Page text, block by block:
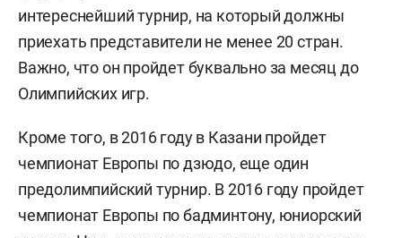
интереснейший турнир, на который должны
приехать представители не менее 20 стран.
Важно, что он пройдет буквально за месяц до
Олимпийских игр.
Кроме того, в 2016 году в Казани пройдет
чемпионат Европы по дзюдо, еще один
предолимпийский турнир. В 2016 году пройдет
чемпионат Европы по бадминтону, юниорский